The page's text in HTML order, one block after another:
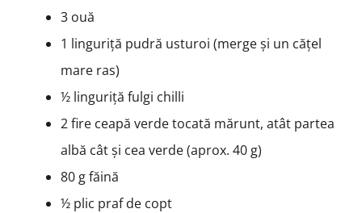
3 ouă
1 linguriță pudră usturoi (merge și un cățel
mare ras)
½ linguriță fulgi chilli
2 fire ceapă verde tocată mărunt, atât partea
albă cât și cea verde (aprox. 40 g)
80 g făină
½ plic praf de copt